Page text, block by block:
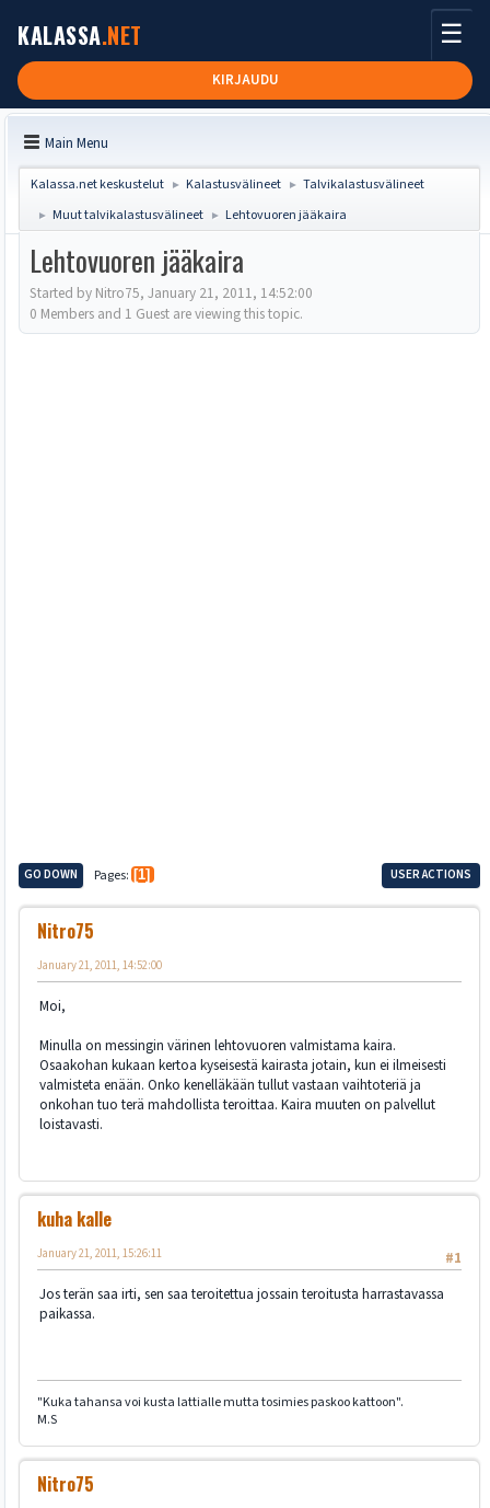
KALASSA.NET
KIRJAUDU
☰
Main Menu
Kalassa.net keskustelut ► Kalastusvälineet ► Talvikalastusvälineet
► Muut talvikalastusvälineet ► Lehtovuoren jääkaira
Lehtovuoren jääkaira
Started by Nitro75, January 21, 2011, 14:52:00
0 Members and 1 Guest are viewing this topic.
GO DOWN Pages 1 USER ACTIONS
Nitro75
January 21, 2011, 14:52:00
Moi,
Minulla on messingin värinen lehtovuoren valmistama kaira.
Osaakohan kukaan kertoa kyseisestä kairasta jotain, kun ei ilmeisesti
valmisteta enään. Onko kenelläkään tullut vastaan vaihtoteriä ja
onkohan tuo terä mahdollista teroittaa. Kaira muuten on palvellut
loistavasti.
kuha kalle
#1
January 21, 2011, 15:26:11
Jos terän saa irti, sen saa teroitettua jossain teroitusta harrastavassa
paikassa.
"Kuka tahansa voi kusta lattialle mutta tosimies paskoo kattoon".
M.S
Nitro75